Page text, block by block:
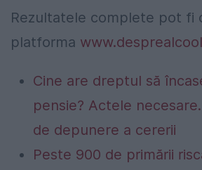
Rezultatele complete pot fi
platforma
Cine are dreptul să
pensie? Actele
de depunere a cererii
Peste 900 de primării